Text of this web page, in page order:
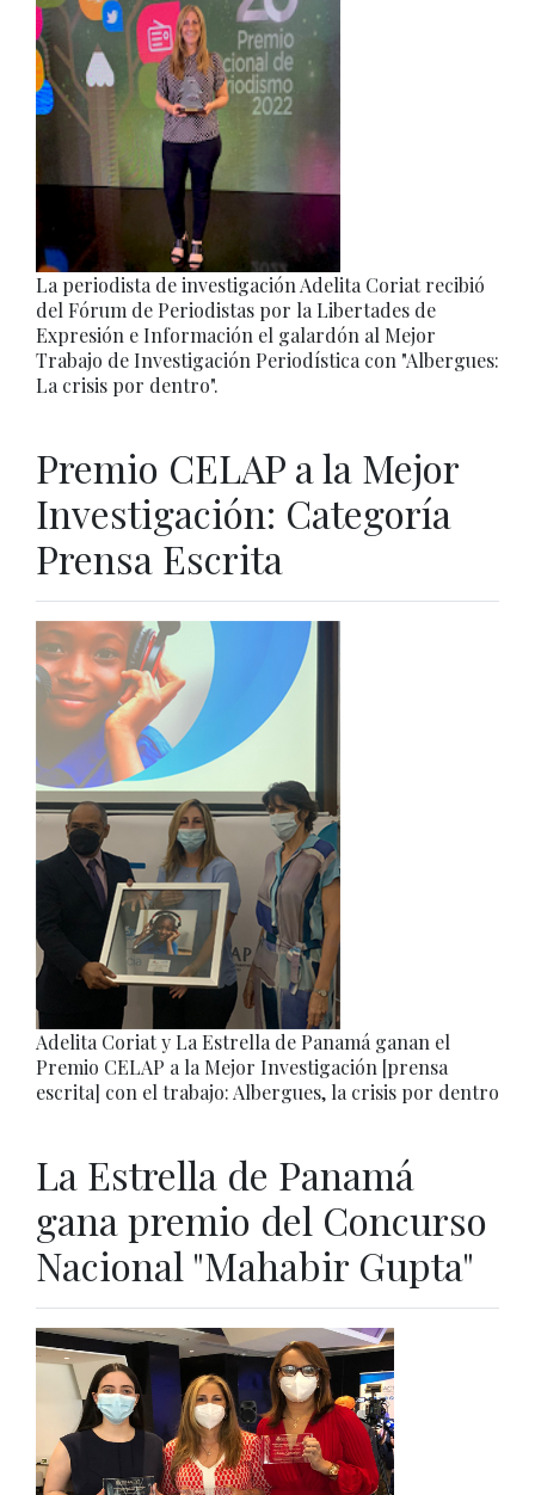
La periodista de investigación Adelita Coriat recibió
del Fórum de Periodistas por la Libertades de
Expresión e Información el galardón al Mejor
Trabajo de Investigación Periodística con "Albergues:
La crisis por dentro".
Premio CELAP a la Mejor
Investigación: Categoría
Prensa Escrita
Adelita Coriat y La Estrella de Panamá ganan el
Premio CELAP a la Mejor Investigación [prensa
escrita] con el trabajo: Albergues, la crisis por dentro
La Estrella de Panamá
gana premio del Concurso
Nacional "Mahabir Gupta"